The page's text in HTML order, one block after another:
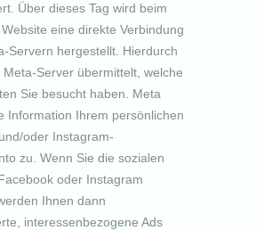
Über dieses Tag wird beim
eine direkte Verbindung
Servern hergestellt. Hierdurch
Server übermittelt, welche
Sie besucht haben. Meta
Information Ihrem persönlichen
oder Instagram-
zu. Wenn Sie die sozialen
oder Instagram
Ihnen dann
interessenbezogene Ads